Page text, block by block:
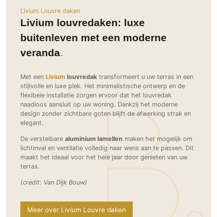
Woondecoratie
Meubels
Verlichting
Haarden
Glas
Trappen
Keuken
Keukens
Keukenbladen
Buitendeuren
Deursystemen
Garagedeuren
Zonwering
Zonwering
Buitenshutters
Overig
Autolift
3D visualisaties
Gevel
Tuinmeubelen
Tuinverlichting
Zwemmen
Zwembad en zwemvijver
Tuin wellness
Vloer
Buitenvloeren
Houten buitenvloeren
Natuursteen en keramiek
buitenvloeren
Vlonders
Kinderkamer
Serre/Veranda
Slaapkamer
Thuisbioscoop
Wellness
Werkkamer
Wijnkelder
Woonkamer
Buitenkijken
Bijgebouw / Poolhouse
Livium Louvre daken
Livium louvredaken: luxe
buitenleven met een moderne
veranda
Met een Livium louvredak transformeert u uw terras in een
stijlvolle en luxe plek. Het minimalistische ontwerp en de
flexibele installatie zorgen ervoor dat het louvredak
naadloos aansluit op uw woning. Dankzij het moderne
design zonder zichtbare goten blijft de afwerking strak en
elegant.
De verstelbare aluminium lamellen maken het mogelijk om
lichtinval en ventilatie volledig naar wens aan te passen. Dit
maakt het ideaal voor het hele jaar door genieten van uw
terras.
(credit: Van Dijk Bouw)
Meer over Livium Louvre daken